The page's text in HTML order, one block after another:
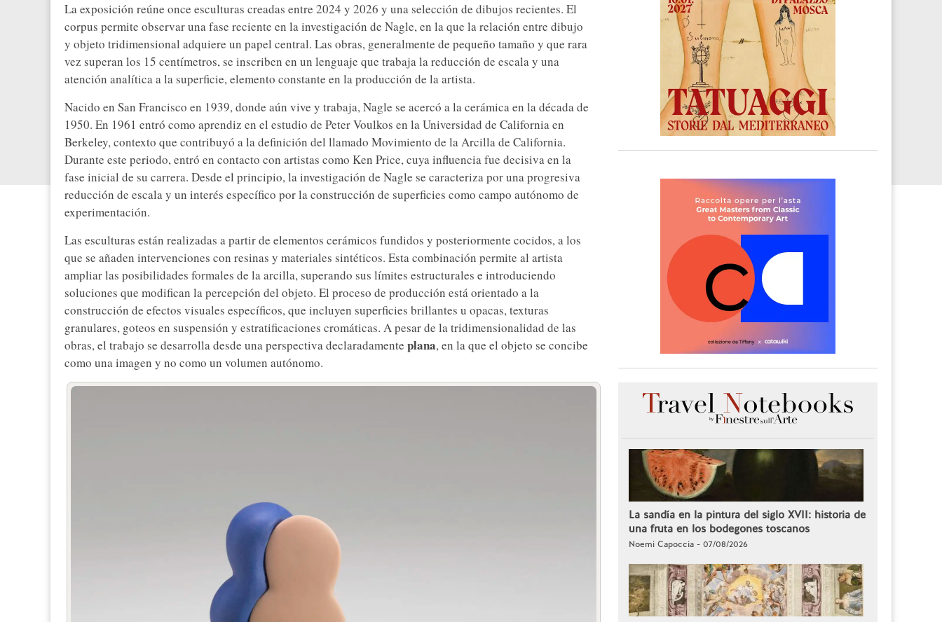
La exposición reúne once esculturas creadas entre 2024 y 2026 y una selección de dibujos recientes. El
corpus permite observar una fase reciente en la investigación de Nagle, en la que la relación entre dibujo
y objeto tridimensional adquiere un papel central. Las obras, generalmente de pequeño tamaño y que rara
vez superan los 15 centímetros, se inscriben en un lenguaje que trabaja la reducción de escala y una
atención analítica a la superficie, elemento constante en la producción de la artista.
Nacido en San Francisco en 1939, donde aún vive y trabaja, Nagle se acercó a la cerámica en la década de
1950. En 1961 entró como aprendiz en el estudio de Peter Voulkos en la Universidad de California en
Berkeley, contexto que contribuyó a la definición del llamado Movimiento de la Arcilla de California.
Durante este periodo, entró en contacto con artistas como Ken Price, cuya influencia fue decisiva en la
fase inicial de su carrera. Desde el principio, la investigación de Nagle se caracteriza por una progresiva
reducción de escala y un interés específico por la construcción de superficies como campo autónomo de
experimentación.
Las esculturas están realizadas a partir de elementos cerámicos fundidos y posteriormente cocidos, a los
que se añaden intervenciones con resinas y materiales sintéticos. Esta combinación permite al artista
ampliar las posibilidades formales de la arcilla, superando sus límites estructurales e introduciendo
soluciones que modifican la percepción del objeto. El proceso de producción está orientado a la
construcción de efectos visuales específicos, que incluyen superficies brillantes u opacas, texturas
granulares, goteos en suspensión y estratificaciones cromáticas. A pesar de la tridimensionalidad de las
obras, el trabajo se desarrolla desde una perspectiva declaradamente plana, en la que el objeto se concibe
como una imagen y no como un volumen autónomo.
La sandía en la pintura del siglo XVII: historia de
una fruta en los bodegones toscanos
Noemi Capoccia - 07/08/2026